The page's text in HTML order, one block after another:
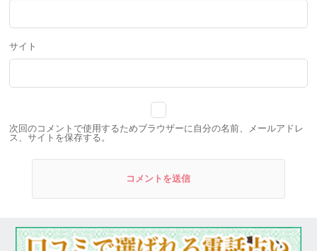
サイト
次回のコメントで使用するためブラウザーに自分の名前、メールアドレ
ス、サイトを保存する。